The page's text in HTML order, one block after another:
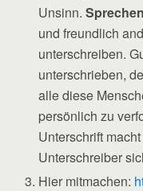
Unsinn.
und freundlich
unterschreiben.
unterschrieben,
alle diese
persönlich zu
Unterschrift
Unterschreiber
Hier mitmachen: